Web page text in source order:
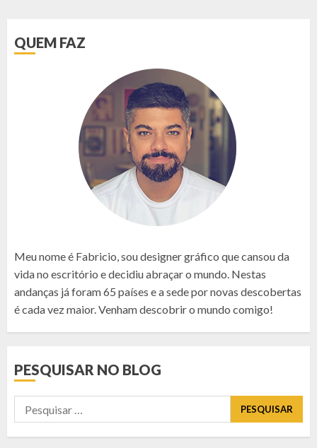
POSTS
QUEM FAZ
Meu nome é Fabricio, sou designer gráfico que cansou da
vida no escritório e decidiu abraçar o mundo. Nestas
andanças já foram 65 países e a sede por novas descobertas
é cada vez maior. Venham descobrir o mundo comigo!
PESQUISAR NO BLOG
Pesquisar
por: